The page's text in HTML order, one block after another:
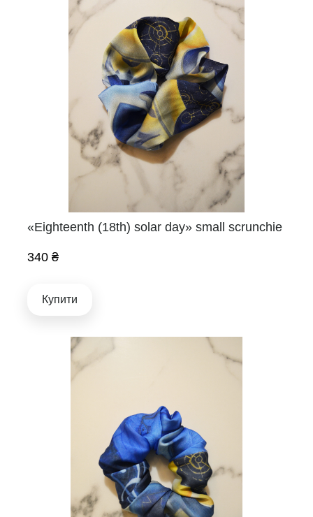
«Eighteenth (18th) solar day» small scrunchie
340 ₴
Купити